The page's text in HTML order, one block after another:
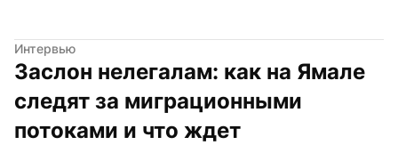
Интервью
Заслон нелегалам: как на Ямале
следят за миграционными
потоками и что ждет